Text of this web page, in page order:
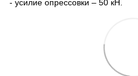
- усилие опрессовки – 50 кН.